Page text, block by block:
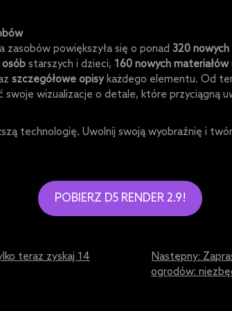
zasobów powiększyła się o ponad320
osób starszych i dzieci, 160 nowych materiałów
szczegółowe opisykażdego elementu. Od
swoje wizualizacje o detale, które przyciągną
technologię. Uwolnij swoją wyobraźnię i
POBIERZ D5 RENDER 2.9!
teraz zyskaj 14
Następny:
ogrodów: